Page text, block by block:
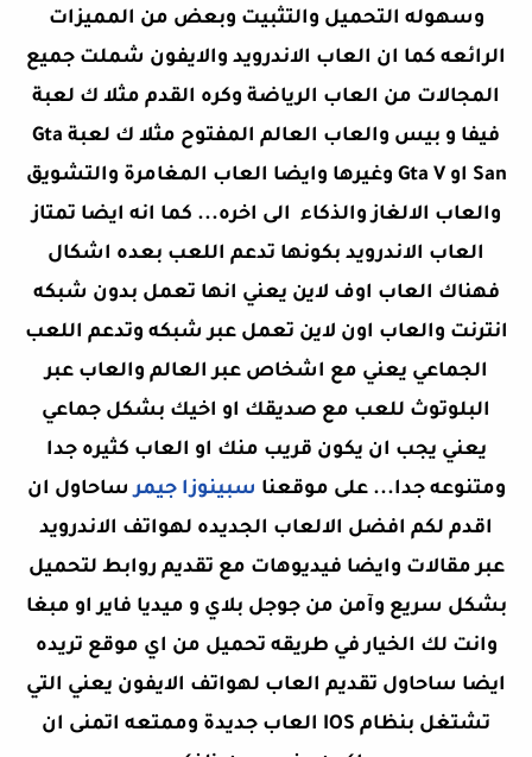
وسهوله التحميل والتثبيت وبعض من المميزات
الرائعه كما ان العاب الاندرويد والايفون شملت جميع
المجالات من العاب الرياضة وكره القدم مثلا ك لعبة
فيفا و بيس والعاب العالم المفتوح مثلا ك لعبة Gta
San او Gta V وغيرها وايضا العاب المغامرة والتشويق
والعاب الالغاز والذكاء الى اخره... كما انه ايضا تمتاز
العاب الاندرويد بكونها تدعم اللعب بعده اشكال
فهناك العاب اوف لاين يعني انها تعمل بدون شبكه
انترنت والعاب اون لاين تعمل عبر شبكه وتدعم اللعب
الجماعي يعني مع اشخاص عبر العالم والعاب عبر
البلوتوث للعب مع صديقك او اخيك بشكل جماعي
يعني يجب ان يكون قريب منك او العاب كثيره جدا
ومتنوعه جدا... على موقعنا سبينوزا جيمرساحاول ان
اقدم لكم افضل الالعاب الجديده لهواتف الاندرويد
عبر مقالات وايضا فيديوهات مع تقديم روابط لتحميل
بشكل سريع وآمن من جوجل بلاي و ميديا فاير او مبغا
وانت لك الخيار في طريقه تحميل من اي موقع تريده
ايضا ساحاول تقديم العاب لهواتف الايفون يعني التي
تشتغل بنظام IOS العاب جديدة وممتعه اتمنى ان